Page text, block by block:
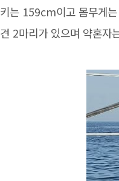
키는 159cm이고 몸무게
견 2마리가 있으며 약혼자